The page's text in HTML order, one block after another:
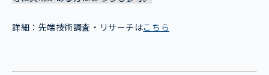
詳細：先端技術調査・リサーチはこちら